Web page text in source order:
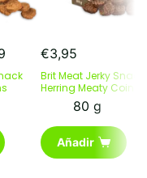
Rango
de
precios:
€9,99
€3,95
Brit Meat Jerky Snack
Herring Meaty Coins
80 g
Añadir